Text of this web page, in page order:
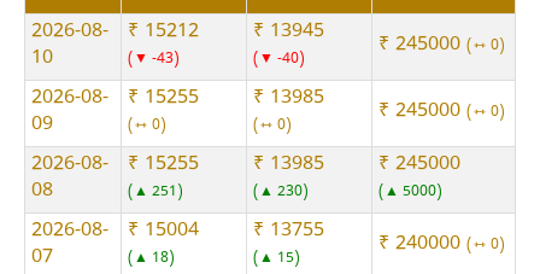
2026-08-
10
₹ 15212
▼ -43
₹ 13945
▼ -40 ₹ 245000 ⇿ 0
2026-08-
09
₹ 15255
⇿ 0
₹ 13985
⇿ 0 ₹ 245000 ⇿ 0
2026-08-
08
₹ 15255
▲ 251
₹ 13985
▲ 230
₹ 245000
▲ 5000
2026-08-
07
₹ 15004
▲ 18
₹ 13755
▲ 15 ₹ 240000 ⇿ 0